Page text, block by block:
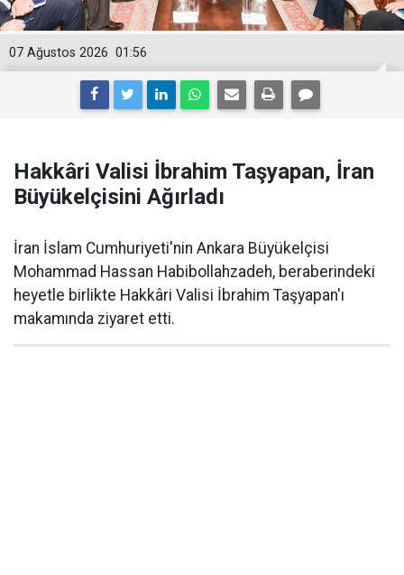
01:56
07 Ağustos 2026
Hakkâri Valisi İbrahim Taşyapan, İran
Büyükelçisini Ağırladı
İran İslam Cumhuriyeti'nin Ankara Büyükelçisi
Mohammad Hassan Habibollahzadeh, beraberindeki
heyetle birlikte Hakkâri Valisi İbrahim Taşyapan'ı
makamında ziyaret etti.